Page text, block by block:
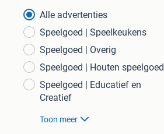
Alle advertenties
Speelgoed | Speelkeukens
Speelgoed | Overig
Speelgoed | Houten speelgoed
Speelgoed | Educatief en
Creatief
Toon meer